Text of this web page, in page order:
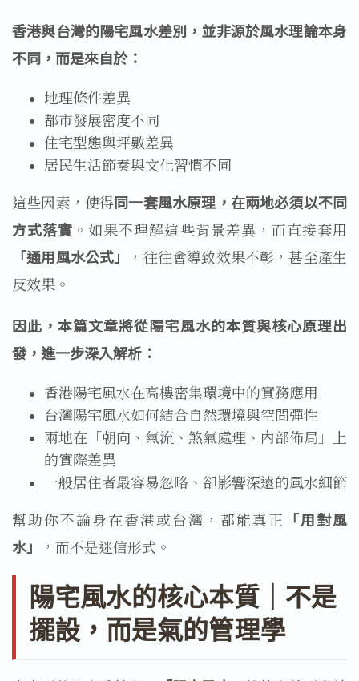
香港與台灣的陽宅風水差別，並非源於風水理論本身
不同，而是來自於：
地理條件差異
都市發展密度不同
住宅型態與坪數差異
居民生活節奏與文化習慣不同
這些因素，使得同一套風水原理，在兩地必須以不同
方式落實 。如果不理解這些背景差異，而直接套用
「通用風水公式」
，往往會導致效果不彰，甚至產生
反效果。
因此，本篇文章將從陽宅風水的本質與核心原理出
發，進一步深入解析：
香港陽宅風水在高樓密集環境中的實務應用
台灣陽宅風水如何結合自然環境與空間彈性
兩地在「朝向、氣流、煞氣處理、內部佈局」上
的實際差異
一般居住者最容易忽略、卻影響深遠的風水細節
幫助你不論身在香港或台灣，都能真正 「用對風
水」
，而不是迷信形式。
陽宅風水的核心本質｜不是
擺設，而是氣的管理學